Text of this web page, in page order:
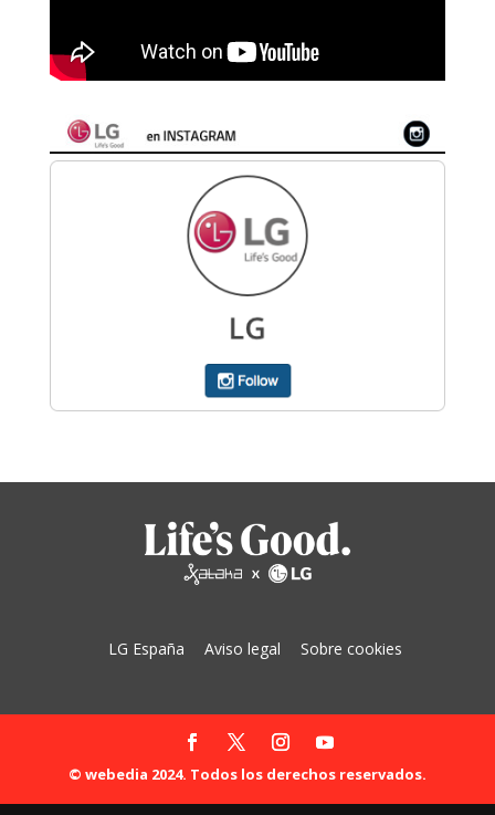
LG España Aviso legal Sobre cookies
© webedia 2024. Todos los derechos reservados.